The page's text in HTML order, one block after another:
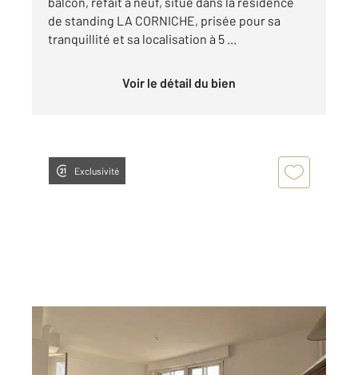
de standing LA CORNICHE, prisée pour sa
tranquillité et sa localisation à 5 ...
Voir le détail du bien
Exclusivité
NOGENT SUR MARNE 94
73,10 m
Ref : 1393